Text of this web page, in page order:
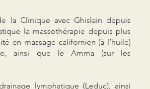
la Clinique avec Ghislain depuis
la massothérapie depuis plus
en massage californien (à l’huile)
ainsi que le Amma (sur les
lymphatique (Leduc), ainsi